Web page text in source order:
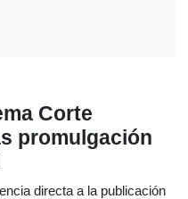
Corte
promulgación
directa a la publicación